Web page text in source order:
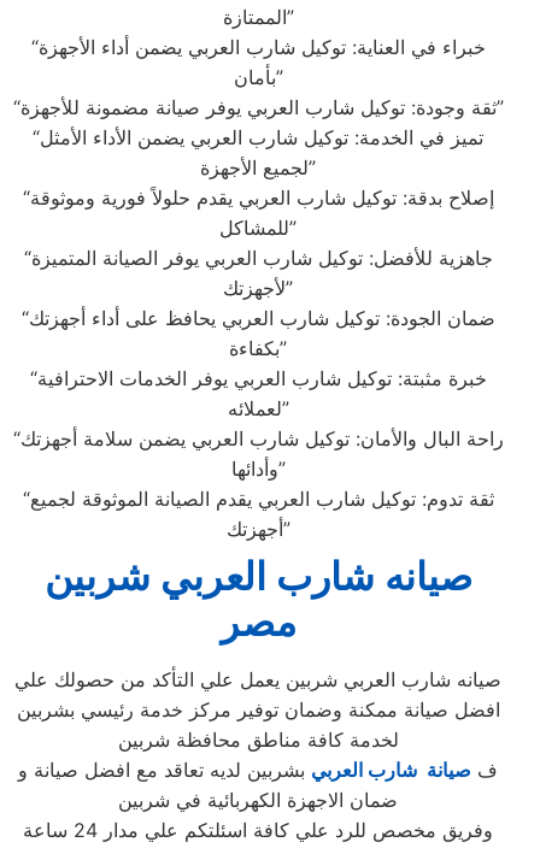
الممتازة”
“خبراء في العناية: توكيل شارب العربي يضمن أداء الأجهزة
بأمان”
“ثقة وجودة: توكيل شارب العربي يوفر صيانة مضمونة للأجهزة”
“تميز في الخدمة: توكيل شارب العربي يضمن الأداء الأمثل
لجميع الأجهزة”
“إصلاح بدقة: توكيل شارب العربي يقدم حلولاً فورية وموثوقة
للمشاكل”
“جاهزية للأفضل: توكيل شارب العربي يوفر الصيانة المتميزة
لأجهزتك”
“ضمان الجودة: توكيل شارب العربي يحافظ على أداء أجهزتك
بكفاءة”
“خبرة مثبتة: توكيل شارب العربي يوفر الخدمات الاحترافية
لعملائه”
“راحة البال والأمان: توكيل شارب العربي يضمن سلامة أجهزتك
وأدائها”
“ثقة تدوم: توكيل شارب العربي يقدم الصيانة الموثوقة لجميع
أجهزتك”
صيانه شارب العربي شربين
مصر
صيانه شارب العربي شربين يعمل علي التأكد من حصولك علي
افضل صيانة ممكنة وضمان توفير مركز خدمة رئيسي بشربين
لخدمة كافة مناطق محافظة شربين
ف صيانة شارب العربي بشربين لديه تعاقد مع افضل صيانة و
ضمان الاجهزة الكهربائية في شربين
وفريق مخصص للرد علي كافة اسئلتكم علي مدار 24 ساعة